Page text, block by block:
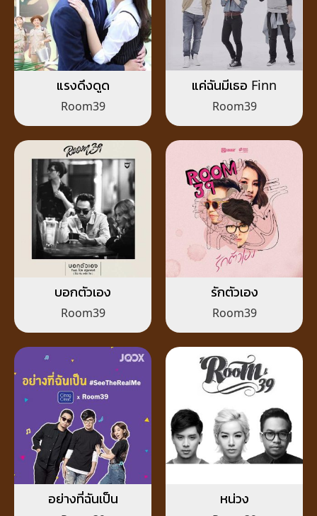
แรงดึงดูด
Room39
แค่ฉันมีเธอ Finn
Room39
บอกตัวเอง
Room39
รักตัวเอง
Room39
อย่างที่ฉันเป็น หน่วง